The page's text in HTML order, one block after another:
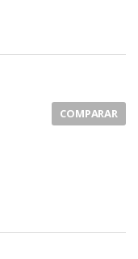
COMPARAR